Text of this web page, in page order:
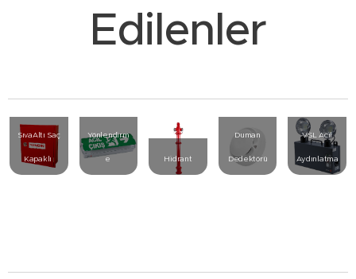
Edilenler
SıvaAltı Saç
Kapaklı
Yönlendirm
e Hidrant
Duman
Dedektörü
VSL Acil
Aydınlatma